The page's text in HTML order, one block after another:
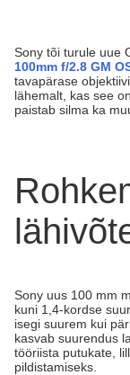
Sony tõi turule uue
100mm f/2.8 GM
tavapärase
lähemalt, kas see
paistab silma ka
Sony uus 100 mm
kuni 1,4-kordse
isegi suurem kui
kasvab suurendus
tööriista putukate,
pildistamiseks.